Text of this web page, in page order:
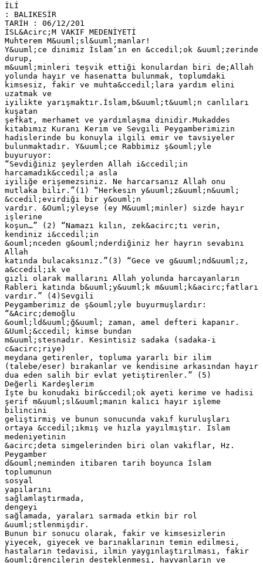
İLİ
: BALIKESİR
TARİH : 06/12/201
İSL&Acirc;M VAKIF MEDENİYETİ
Muhterem M&uuml;sl&uuml;manlar!
Y&uuml;ce dinimiz İslam’ın en &ccedil;ok &uuml;zerinde
durup,
m&uuml;minleri teşvik ettiği konulardan biri de;Allah
yolunda hayır ve hasenatta bulunmak, toplumdaki
kimsesiz, fakir ve muhta&ccedil;lara yardım elini
uzatmak ve
iyilikte yarışmaktır.İslam,b&uuml;t&uuml;n canlıları
kuşatan
şefkat, merhamet ve yardımlaşma dinidir.Mukaddes
kitabımız Kuranı Kerim ve Sevgili Peygamberimizin
hadislerinde bu konuyla ilgili emir ve tavsiyeler
bulunmaktadır. Y&uuml;ce Rabbimiz ş&ouml;yle
buyuruyor:
“Sevdiğiniz şeylerden Allah i&ccedil;in
harcamadık&ccedil;a asla
iyiliğe erişemezsiniz. Ne harcarsanız Allah onu
mutlaka bilir.”(1) “Herkesin y&uuml;z&uuml;n&uuml;
&ccedil;evirdiği bir y&ouml;n
vardır. &Ouml;yleyse (ey M&uuml;minler) sizde hayır
işlerine
koşun…” (2) “Namazı kılın, zek&acirc;tı verin,
kendiniz i&ccedil;in
&ouml;nceden g&ouml;nderdiğiniz her hayrın sevabını
Allah
katında bulacaksınız.”(3) “Gece ve g&uuml;nd&uuml;z,
a&ccedil;ık ve
gizli olarak mallarını Allah yolunda harcayanların
Rableri katında b&uuml;y&uuml;k m&uuml;k&acirc;fatları
vardır.” (4)Sevgili
Peygamberimiz de ş&ouml;yle buyurmuşlardır:
“&Acirc;demoğlu
&ouml;ld&uuml;ğ&uuml; zaman, amel defteri kapanır.
&Uuml;&ccedil; kimse bundan
m&uuml;stesnadır. Kesintisiz sadaka (sadaka-i
c&acirc;riye)
meydana getirenler, topluma yararlı bir ilim
(talebe/eser) bırakanlar ve kendisine arkasından hayır
dua eden salih bir evlat yetiştirenler.” (5)
Değerli Kardeşlerim
İşte bu konudaki bir&ccedil;ok ayeti kerime ve hadisi
şerif m&uuml;sl&uuml;manın kalıcı hayır işleme
bilincini
geliştirmiş ve bunun sonucunda vakıf kuruluşları
ortaya &ccedil;ıkmış ve hızla yayılmıştır. İslam
medeniyetinin
&acirc;deta simgelerinden biri olan vakıflar, Hz.
Peygamber
d&ouml;neminden itibaren tarih boyunca İslam
toplumunun
sosyal
yapılarını
sağlamlaştırmada,
dengeyi
sağlamada, yaraları sarmada etkin bir rol
&uuml;stlenmişdir.
Bunun bir sonucu olarak, fakir ve kimsesizlerin
yiyecek, giyecek ve barınaklarının temin edilmesi,
hastaların tedavisi, ilmin yaygınlaştırılması, fakir
&ouml;ğrencilerin desteklenmesi, hayvanların ve